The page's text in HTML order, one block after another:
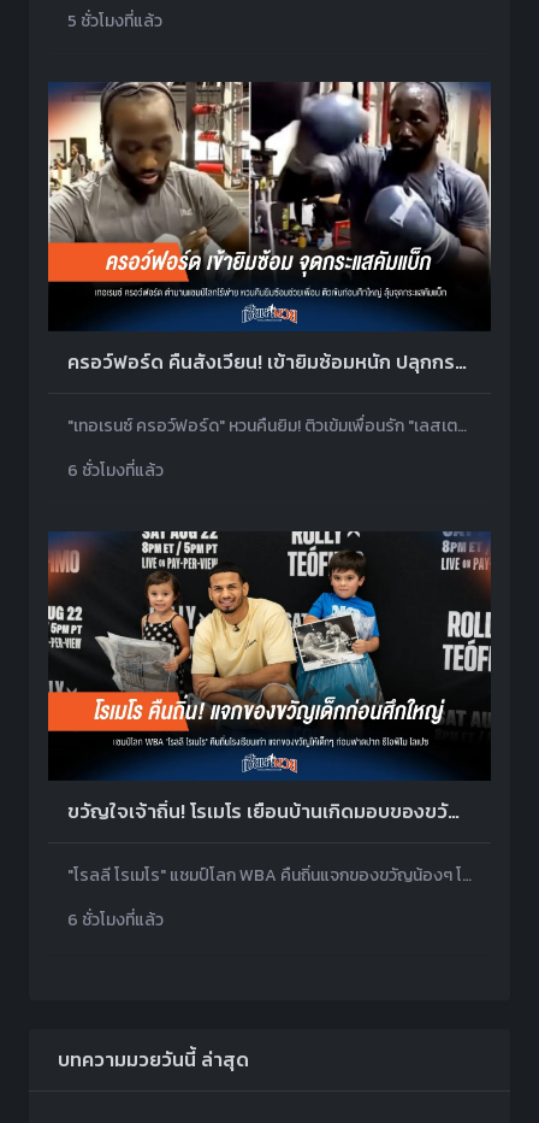
5 ชั่วโมงที่แล้ว
ครอว์ฟอร์ด คืนสังเวียน! เข้ายิมซ้อมหนัก ปลุกกระแสคัมแบ็ก
"เทอเรนซ์ ครอว์ฟอร์ด" หวนคืนยิม! ติวเข้มเพื่อนรัก "เลสเตอร์ มาร์ติเนซ" ก่อนศึกใหญ่ ปลุกกระแสลุ้นคัมแบ็กรีแมตช์ "คาเนโล"
6 ชั่วโมงที่แล้ว
ขวัญใจเจ้าถิ่น! โรเมโร เยือนบ้านเกิดมอบของขวัญเด็ก ก่อนขึ้นสังเวียน
"โรลลี โรเมโร" แชมป์โลก WBA คืนถิ่นแจกของขวัญน้องๆ โรงเรียนเก่า ปลุกพลังก่อนศึกป้องกันแชมป์กับ "ธีโอฟิโม" 22 ส.ค.นี้
6 ชั่วโมงที่แล้ว
บทความมวยวันนี้ ล่าสุด